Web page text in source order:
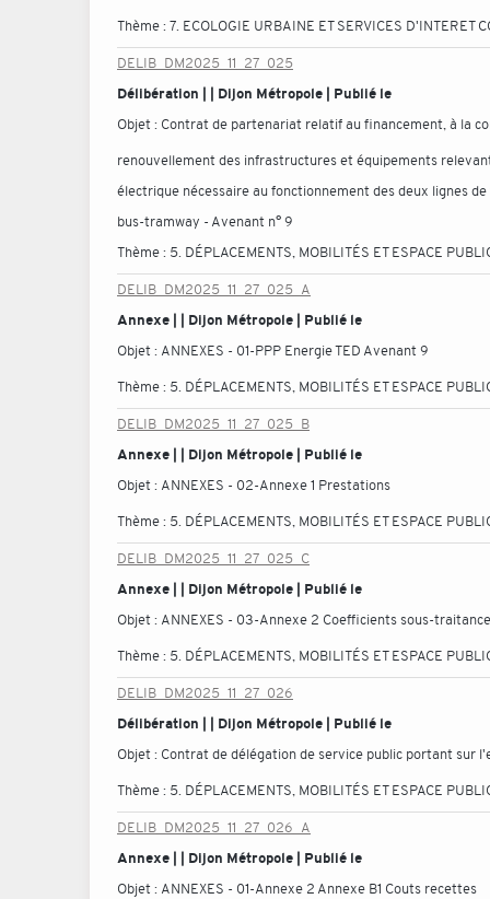
Thème :7. ECOLOGIE URBAINE ET SERVICES D'INTERET
DELIB_DM2025_11_27_025
Délibération | | Dijon Métropole | Publié le
Objet : Contrat de partenariat relatif au financement, à la
renouvellement des infrastructures et équipements
électrique nécessaire au fonctionnement des deux lignes
bus-tramway - Avenant n° 9
Thème : 5. DÉPLACEMENTS, MOBILITÉS ET ESPACE
DELIB_DM2025_11_27_025_A
Annexe | | Dijon Métropole | Publié le
Objet : ANNEXES - 01-PPP Energie TED Avenant 9
Thème : 5. DÉPLACEMENTS, MOBILITÉS ET ESPACE
DELIB_DM2025_11_27_025_B
Annexe | | Dijon Métropole | Publié le
Objet : ANNEXES - 02-Annexe 1 Prestations
Thème : 5. DÉPLACEMENTS, MOBILITÉS ET ESPACE
DELIB_DM2025_11_27_025_C
Annexe | | Dijon Métropole | Publié le
Objet : ANNEXES - 03-Annexe 2 Coefficients sous-
Thème : 5. DÉPLACEMENTS, MOBILITÉS ET ESPACE
DELIB_DM2025_11_27_026
Délibération | | Dijon Métropole | Publié le
Objet : Contrat de délégation de service public portant sur
Thème : 5. DÉPLACEMENTS, MOBILITÉS ET ESPACE
DELIB_DM2025_11_27_026_A
Annexe | | Dijon Métropole | Publié le
Objet : ANNEXES - 01-Annexe 2 Annexe B1 Couts recettes